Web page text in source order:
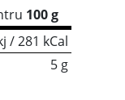
100 g
/ 281 kCal
5 g